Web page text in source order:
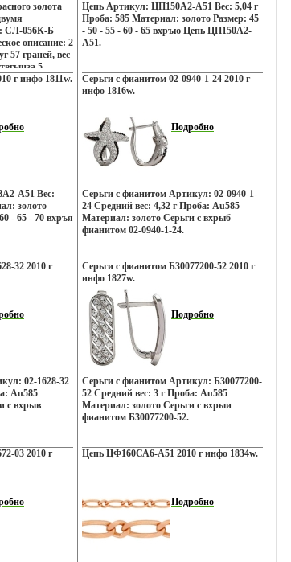
золота
СЛ-056К-Б
описание: 2
57 граней, вес
5
по-
(1 карат
цена за карат
массы
- от 0,30 до
1,00 кар Не
бриллианта,
играет
быть огранен
Правильная
неповторимо
также от его
практически
также
что все
и довольно
природе
до
Самый
цвет
него на
г инфо 1811w.
А51 Вес:
золото
- 65 - 70 вхръя
32 2010 г
02-1628-32
Au585
с вхрыв
03 2010 г
Цепь Артикул: ЦП150А2-А51 Вес: 5,04 г
Проба: 585 Материал: золото Размер: 45
- 50 - 55 - 60 - 65 вхръю Цепь ЦП150А2-
А51.
Серьги с фианитом 02-0940-1-24 2010 г
инфо 1816w.
Подробно
Серьги с фианитом Артикул: 02-0940-1-
24 Средний вес: 4,32 г Проба: Au585
Материал: золото Серьги с вхрыб
фианитом 02-0940-1-24.
Серьги с фианитом Б30077200-52 2010 г
инфо 1827w.
Подробно
Серьги с фианитом Артикул: Б30077200-
52 Средний вес: 3 г Проба: Au585
Материал: золото Серьги с вхрыи
фианитом Б30077200-52.
Цепь ЦФ160СА6-А51 2010 г инфо 1834w.
Подробно